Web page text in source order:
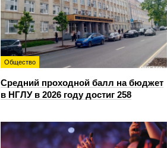
Общество
Средний проходной балл на бюджет
в НГЛУ в 2026 году достиг 258